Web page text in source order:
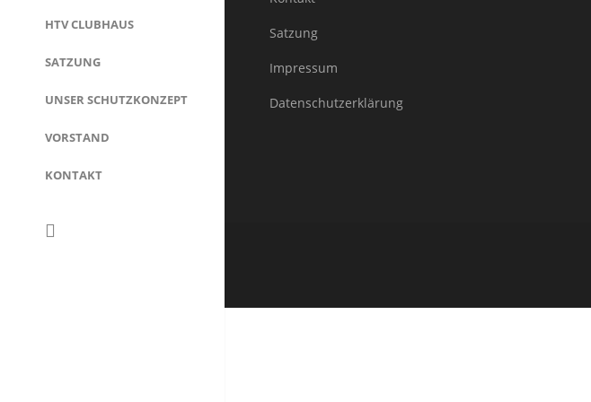
HTV CLUBHAUS
SATZUNG
UNSER SCHUTZKONZEPT
VORSTAND
KONTAKT
Satzung
Impressum
Datenschutzerklärung